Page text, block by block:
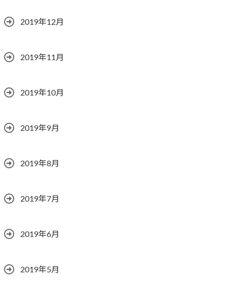
2019年12月
2019年11月
2019年10月
2019年9月
2019年8月
2019年7月
2019年6月
2019年5月